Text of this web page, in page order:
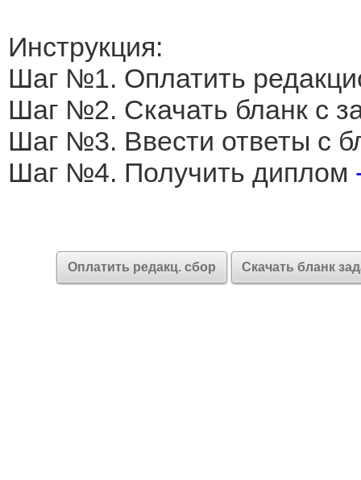
Инструкция:
Шаг №1. Оплатить
Шаг №2. Скачать бланк с
Шаг №3. Ввести ответы с
Шаг №4. Получить диплом
Оплатить редакц. сбор Скачать бланк